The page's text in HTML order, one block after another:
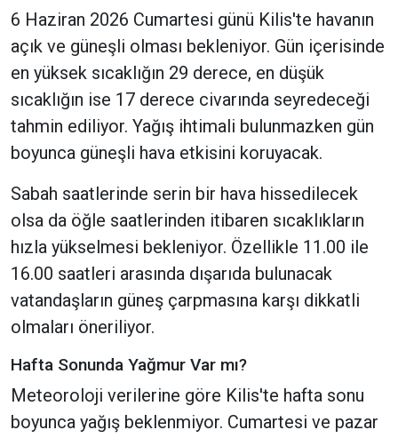
6 Haziran 2026 Cumartesi günü Kilis'te havanın
açık ve güneşli olması bekleniyor. Gün içerisinde
en yüksek sıcaklığın 29 derece, en düşük
sıcaklığın ise 17 derece civarında seyredeceği
tahmin ediliyor. Yağış ihtimali bulunmazken gün
boyunca güneşli hava etkisini koruyacak.
Sabah saatlerinde serin bir hava hissedilecek
olsa da öğle saatlerinden itibaren sıcaklıkların
hızla yükselmesi bekleniyor. Özellikle 11.00 ile
16.00 saatleri arasında dışarıda bulunacak
vatandaşların güneş çarpmasına karşı dikkatli
olmaları öneriliyor.
Hafta Sonunda Yağmur Var mı?
Meteoroloji verilerine göre Kilis'te hafta sonu
boyunca yağış beklenmiyor. Cumartesi ve pazar